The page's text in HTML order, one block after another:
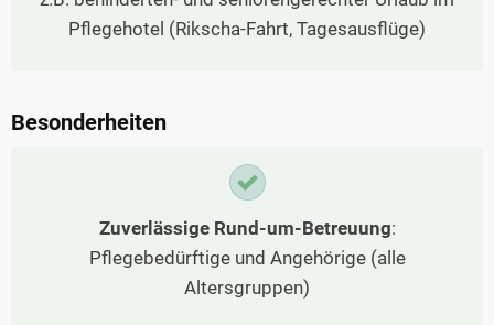
Pflegehotel (Rikscha-Fahrt, Tagesausflüge)
Besonderheiten
Zuverlässige Rund-um-Betreuung:
Pflegebedürftige und Angehörige (alle
Altersgruppen)